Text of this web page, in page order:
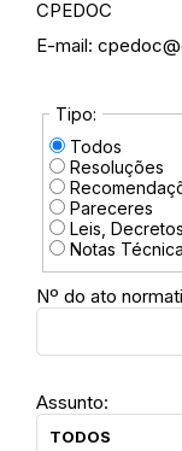
CPEDOC
E-mail:
Tipo:
Todos
Resoluções
Pareceres
Leis,
Notas
Nº do ato
Assunto: